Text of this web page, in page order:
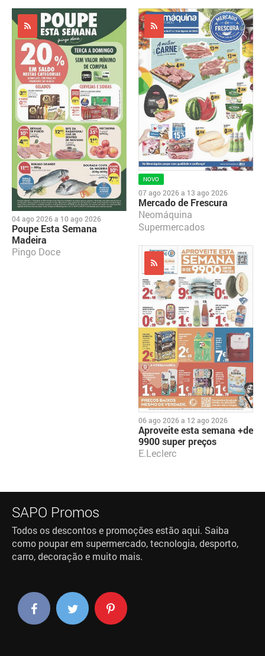
04 ago 2026 a 10 ago 2026
Poupe Esta Semana
Madeira
Pingo Doce
NOVO
07 ago 2026 a 13 ago 2026
Mercado de Frescura
Neomáquina
Supermercados
06 ago 2026 a 12 ago 2026
Aproveite esta semana +de
9900 super preços
E.Leclerc
SAPO Promos
Todos os descontos e promoções estão aqui. Saiba
como poupar em supermercado, tecnologia, desporto,
carro, decoração e muito mais.